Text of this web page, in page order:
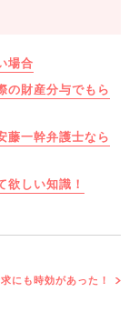
場合
財産分与でもら
藤一幹弁護士なら
欲しい知識！
にも時効があった！